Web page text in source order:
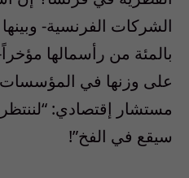
بالمئة من رأسمالها
على وزنها في المؤسسات
مستشار إقتصادي:
سيقع في الفخ”!